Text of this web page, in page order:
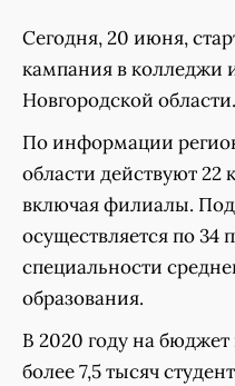
Сегодня, 20 июня,
кампания в колледжи
Новгородской области.
По информации
области действуют 22
включая филиалы.
осуществляется по 34
специальности
образования.
В 2020 году на
более 7,5 тысяч